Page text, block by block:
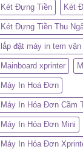
Két Đựng Tiền Két
Két Đựng Tiền Thu
lắp đặt máy in tem
Mainboard xprinter
Máy In Hoá Đơn
Máy In Hóa Đơn Cầm
Máy In Hóa Đơn Mini
Máy In Hóa Đơn